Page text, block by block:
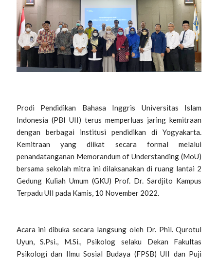
Prodi Pendidikan Bahasa Inggris Universitas Islam
Indonesia (PBI UII) terus memperluas jaring kemitraan
dengan berbagai institusi pendidikan di Yogyakarta.
Kemitraan yang diikat secara formal melalui
penandatanganan Memorandum of Understanding(MoU)
bersama sekolah mitra ini dilaksanakan di ruang lantai 2
Gedung Kuliah Umum (GKU) Prof. Dr. Sardjito Kampus
Terpadu UII pada Kamis, 10 November 2022.
Acara ini dibuka secara langsung oleh Dr. Phil. Qurotul
Uyun, S.Psi., M.Si., Psikolog selaku Dekan Fakultas
Psikologi dan Ilmu Sosial Budaya (FPSB) UII dan Puji